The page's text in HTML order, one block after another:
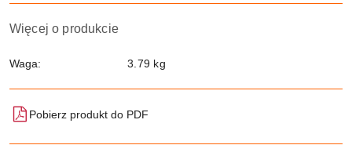
Więcej o produkcie
Waga: 3.79 kg
Pobierz produkt do PDF